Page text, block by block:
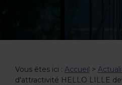
Vous êtes ici : Accueil >
d'attractivité HELLO LILLE